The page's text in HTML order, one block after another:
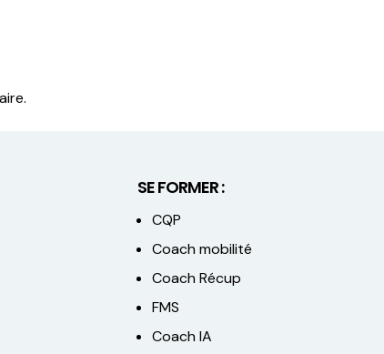
SE FORMER :
CQP
Coach mobilité
Coach Récup
FMS
Coach IA